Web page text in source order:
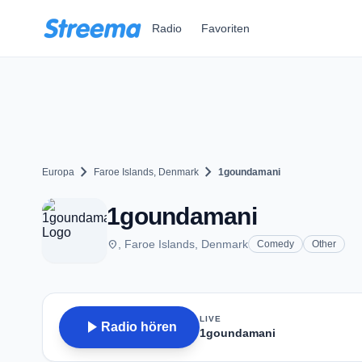
Radio Favoriten
Europa chevron_right Faroe Islands, Denmark chevron_right 1goundamani
1goundamani
place , Faroe Islands, Denmark Comedy Other
play_arrow Radio hören
LIVE
1goundamani